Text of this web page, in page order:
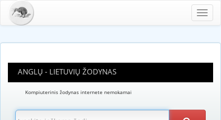
ANGLŲ - LIETUVIŲ ŽODYNAS
Kompiuterinis žodynas internete nemokamai